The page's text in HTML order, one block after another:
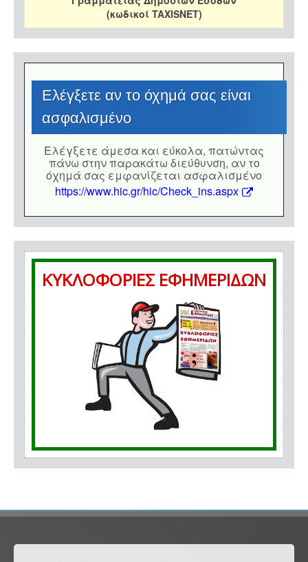
(κωδικοί TAXISNET)
Eλέγξετε αν το όχημά σας είναι
ασφαλισμένο
Eλέγξετε άμεσα και εύκολα, πατώντας
πάνω στην παρακάτω διεύθυνση, αν το
όχημά σας εμφανίζεται ασφαλισμένο
https://www.hic.gr/hic/Check_ins.aspx
ΚΥΚΛΟΦΟΡΙΕΣ ΕΦΗΜΕΡΙΔΩΝ